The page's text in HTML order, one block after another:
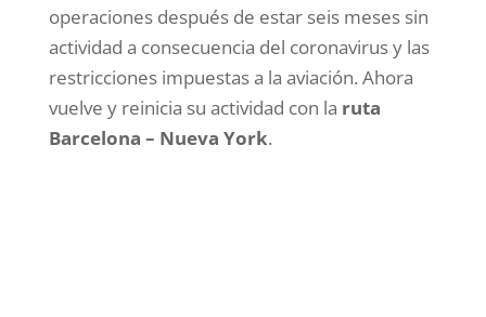
operaciones después de estar seis meses sin
actividad a consecuencia del coronavirus y las
restricciones impuestas a la aviación. Ahora
vuelve y reinicia su actividad con la ruta
Barcelona – Nueva York.